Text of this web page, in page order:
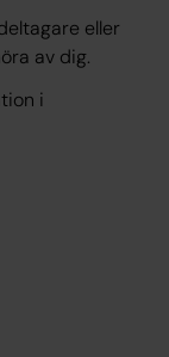
eller
av dig.
i